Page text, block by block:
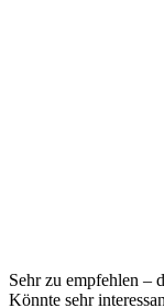
Sehr zu empfehlen –
Könnte sehr